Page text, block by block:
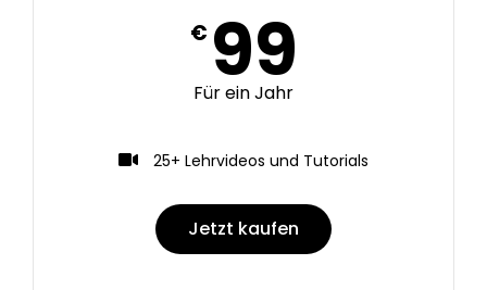
€ 99
Für ein Jahr
25+ Lehrvideos und Tutorials
Jetzt kaufen